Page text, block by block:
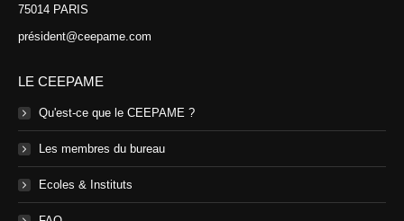
75014 PARIS
président@ceepame.com
LE CEEPAME
Qu'est-ce que le CEEPAME ?
Les membres du bureau
Ecoles & Instituts